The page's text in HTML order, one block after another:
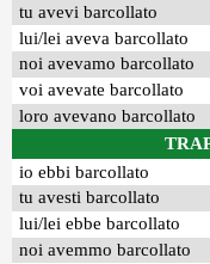
tu avevi barcollato
lui/lei aveva barcollato
noi avevamo barcollato
voi avevate barcollato
loro avevano barcollato
io ebbi barcollato
tu avesti barcollato
lui/lei ebbe barcollato
noi avemmo barcollato